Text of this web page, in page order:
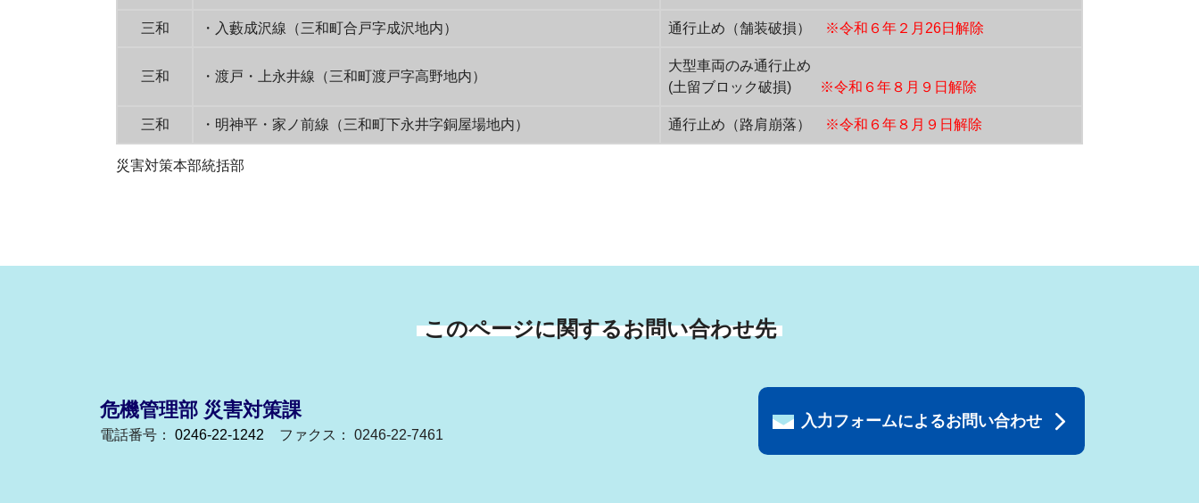
三和 ・入藪成沢線（三和町合戸字成沢地内） 通行止め（舗装破損） ※令和６年２月26日解除
三和 ・渡戸・上永井線（三和町渡戸字高野地内）
大型車両のみ通行止め
(土留ブロック破損)
※令和６年８月９日解除
三和 ・明神平・家ノ前線（三和町下永井字銅屋場地内） 通行止め（路肩崩落） ※令和６年８月９日解除
災害対策本部統括部
このページに関するお問い合わせ先
危機管理部 災害対策課
電話番号： 0246-22-1242 ファクス： 0246-22-7461
入力フォームによるお問い合わせ